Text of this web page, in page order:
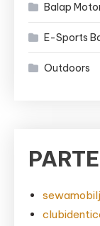
Balap
E-Sports
Outdoors